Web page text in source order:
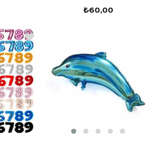
₺60,00